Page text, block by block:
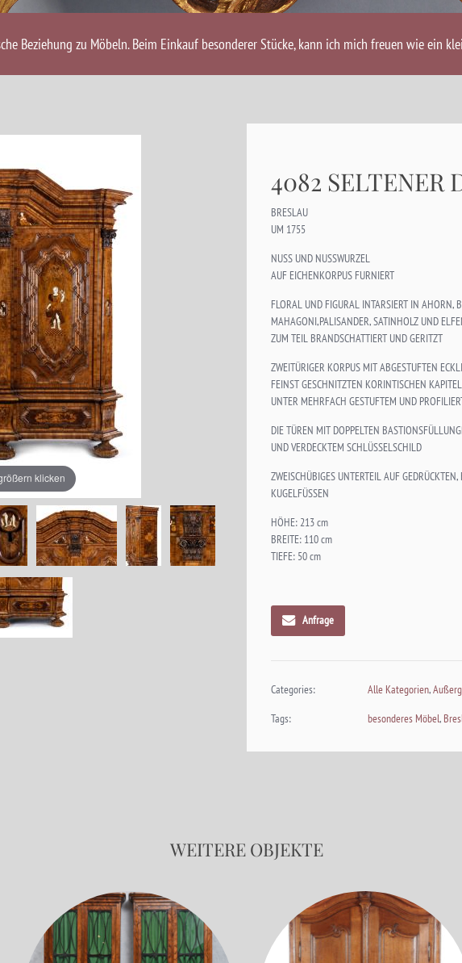
Beziehung zu Möbeln. Beim Einkauf besonderer Stücke, kann ich mich freuen wie ein
klicken
4082 SELTENER
BRESLAU
UM 1755
NUSS UND NUSSWURZEL
AUF EICHENKORPUS FURNIERT
FLORAL UND FIGURAL INTARSIERT IN AHORN,
MAHAGONI,PALISANDER, SATINHOLZ UND
ZUM TEIL BRANDSCHATTIERT UND GERITZT
ZWEITÜRIGER KORPUS MIT ABGESTUFTEN
FEINST GESCHNITZTEN KORINTISCHEN
UNTER MEHRFACH GESTUFTEM UND
DIE TÜREN MIT DOPPELTEN
UND VERDECKTEM SCHLÜSSELSCHILD
ZWEISCHÜBIGES UNTERTEIL AUF GEDRÜCKTEN,
KUGELFÜSSEN
HÖHE: 213 cm
BREITE: 110 cm
TIEFE: 50 cm
Anfrage
Categories: Alle Kategorien,
Tags:
besonderes Möbel,
WEITERE OBJEKTE